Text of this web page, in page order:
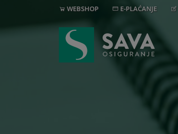
WEBSHOP E-PLAĆANJE